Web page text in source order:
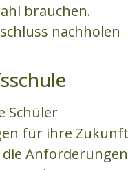
brauchen.
nachholen
Schüler
für ihre Zukunft
Anforderungen